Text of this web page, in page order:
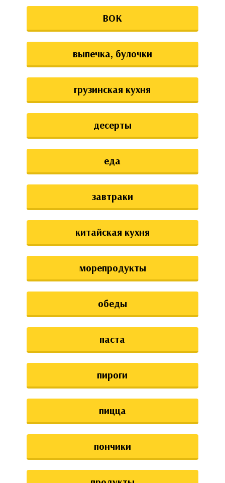
ВОК
выпечка, булочки
грузинская кухня
десерты
еда
завтраки
китайская кухня
морепродукты
обеды
паста
пироги
пицца
пончики